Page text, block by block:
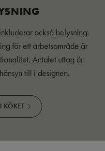
också belysning.
för ett arbetsområde är
Antalet uttag är
till i designen.
KÖKET